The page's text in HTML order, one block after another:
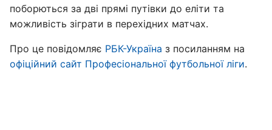
поборються за дві прямі путівки до еліти та
можливість зіграти в перехідних матчах.
Про це повідомляє РБК-Україна з посиланням на
офіційний сайт Професіональної футбольної ліги.